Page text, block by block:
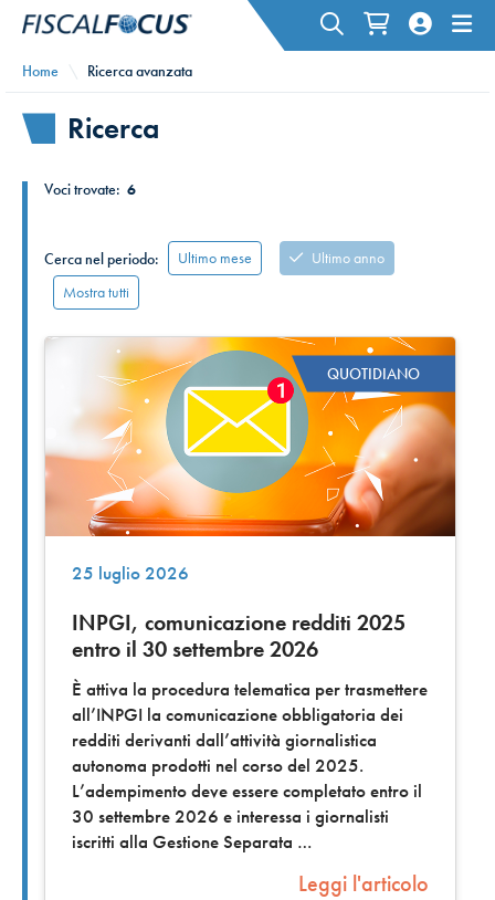
Home Ricerca avanzata
Ricerca
Voci trovate: 6
Cerca nel periodo: Ultimo mese
Ultimo anno
Mostra tutti
QUOTIDIANO
25 luglio 2026
INPGI, comunicazione redditi 2025
entro il 30 settembre 2026
È attiva la procedura telematica per trasmettere
all’INPGI la comunicazione obbligatoria dei
redditi derivanti dall’attività giornalistica
autonoma prodotti nel corso del 2025.
L’adempimento deve essere completato entro il
30 settembre 2026 e interessa i giornalisti
iscritti alla Gestione Separata
Leggi l'articolo